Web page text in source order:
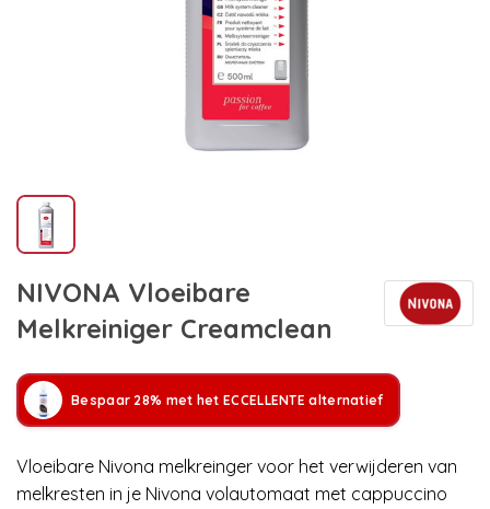
NIVONA Vloeibare
Melkreiniger Creamclean
Bespaar 28% met het ECCELLENTE alternatief
Vloeibare Nivona melkreinger voor het verwijderen van
melkresten in je Nivona volautomaat met cappuccino